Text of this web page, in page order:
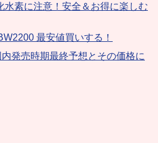
水素に注意！安全＆お得に楽しむ
最安値買いする！
発売時期最終予想とその価格に